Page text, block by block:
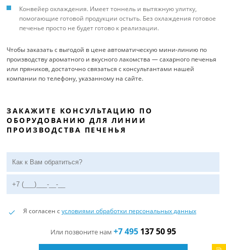
Конвейер охлаждения. Имеет тоннель и вытяжную улитку,
помогающие готовой продукции остыть. Без охлаждения готовое
печенье просто не будет готово к реализации.
Чтобы заказать с выгодой в цене автоматическую мини-линию по
производству ароматного и вкусного лакомства — сахарного печенья
или пряников, достаточно связаться с консультантами нашей
компании по телефону, указанному на сайте.
ЗАКАЖИТЕ КОНСУЛЬТАЦИЮ ПО
ОБОРУДОВАНИЮ ДЛЯ ЛИНИИ
ПРОИЗВОДСТВА ПЕЧЕНЬЯ
Я согласен сусловиями обработки персональных данных
Или позвоните нам +7 495137 50 95